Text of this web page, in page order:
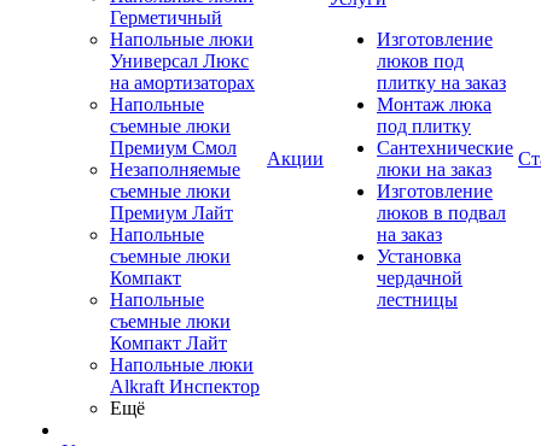
Герметичный
Напольные люки
Универсал Люкс
на амортизаторах
Напольные
съемные люки
Премиум Смол
Незаполняемые
съемные люки
Премиум Лайт
Напольные
съемные люки
Компакт
Напольные
съемные люки
Компакт Лайт
Напольные люки
Alkraft Инспектор
Ещё
Акции
Изготовление
люков под
плитку на заказ
Монтаж люка
под плитку
Сантехнические
люки на заказ
Изготовление
люков в подвал
на заказ
Установка
чердачной
лестницы